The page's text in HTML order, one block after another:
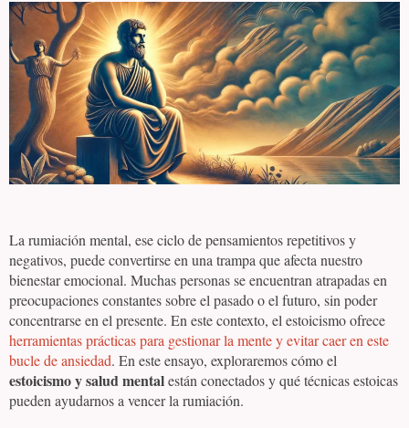
La rumiación mental, ese ciclo de pensamientos repetitivos y
negativos, puede convertirse en una trampa que afecta nuestro
bienestar emocional. Muchas personas se encuentran atrapadas en
preocupaciones constantes sobre el pasado o el futuro, sin poder
concentrarse en el presente. En este contexto, el estoicismo ofrece
herramientas prácticas para gestionar la mente y evitar caer en este
bucle de ansiedad. En este ensayo, exploraremos cómo el
estoicismo y salud mentalestán conectados y qué técnicas estoicas
pueden ayudarnos a vencer la rumiación.